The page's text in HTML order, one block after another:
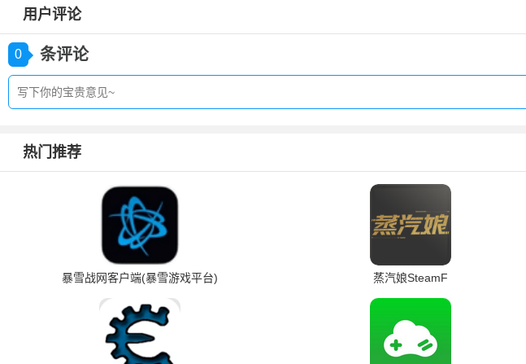
用户评论
0 条评论
热门推荐
暴雪战网客户端(暴雪游戏平台) 蒸汽娘SteamF